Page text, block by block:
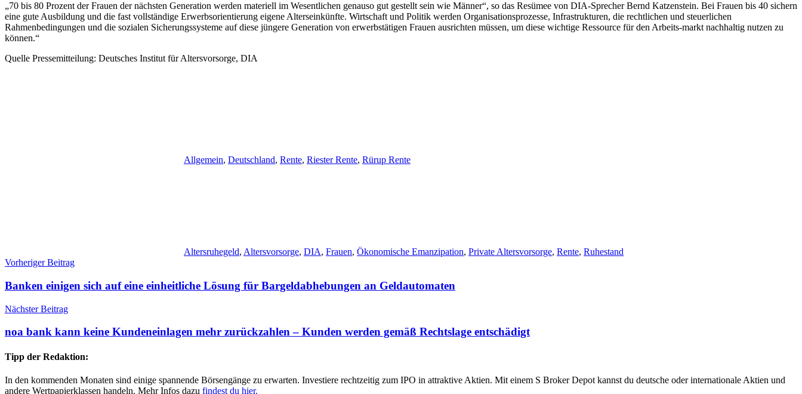
„70 bis 80 Prozent der Frauen der nächsten Generation werden materiell im Wesentlichen genauso gut gestellt sein wie Männer“, so das Resümee von DIA-Sprecher Bernd Katzenstein. Bei Frauen bis 40 sichern
eine gute Ausbildung und die fast vollständige Erwerbsorientierung eigene Alterseinkünfte. Wirtschaft und Politik werden Organisationsprozesse, Infrastrukturen, die rechtlichen und steuerlichen
Rahmenbedingungen und die sozialen Sicherungssysteme auf diese jüngere Generation von erwerbstätigen Frauen ausrichten müssen, um diese wichtige Ressource für den Arbeits-markt nachhaltig nutzen zu
können.“
Quelle Pressemitteilung: Deutsches Institut für Altersvorsorge, DIA
Allgemein, Deutschland, Rente, Riester Rente, Rürup Rente
Altersruhegeld, Altersvorsorge, DIA, Frauen, Ökonomische Emanzipation, Private Altersvorsorge, Rente, Ruhestand
Beitragsnavigation
Vorheriger Beitrag
Banken einigen sich auf eine einheitliche Lösung für Bargeldabhebungen an Geldautomaten
Nächster Beitrag
noa bank kann keine Kundeneinlagen mehr zurückzahlen – Kunden werden gemäß Rechtslage entschädigt
Tipp der Redaktion:
In den kommenden Monaten sind einige spannende Börsengänge zu erwarten. Investiere rechtzeitig zum IPO in attraktive Aktien. Mit einem S Broker Depot kannst du deutsche oder internationale Aktien und
andere Wertpapierklassen handeln. Mehr Infos dazu findest du hier.